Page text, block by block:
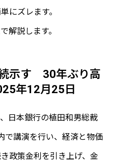
にズレます。
解説します。
示す 30年ぶり高
年12月25日
日本銀行の植田和男総裁
で講演を行い、経済と物価
政策金利を引き上げ、金